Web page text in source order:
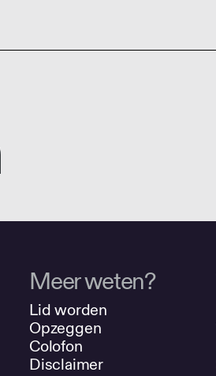
Meer weten?
Lid worden
Opzeggen
Colofon
Disclaimer